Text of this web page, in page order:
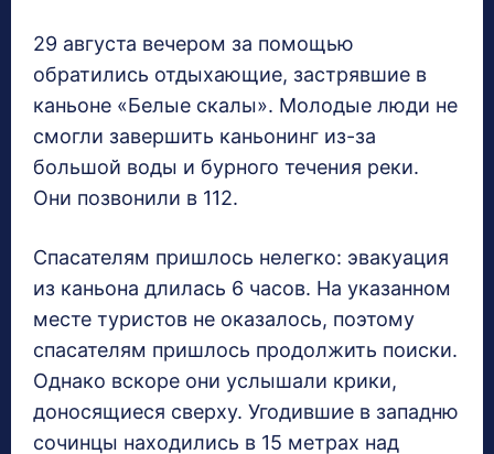
29 августа вечером за помощью
обратились отдыхающие, застрявшие в
каньоне «Белые скалы». Молодые люди не
смогли завершить каньонинг из-за
большой воды и бурного течения реки.
Они позвонили в 112.
Спасателям пришлось нелегко: эвакуация
из каньона длилась 6 часов. На указанном
месте туристов не оказалось, поэтому
спасателям пришлось продолжить поиски.
Однако вскоре они услышали крики,
доносящиеся сверху. Угодившие в западню
сочинцы находились в 15 метрах над